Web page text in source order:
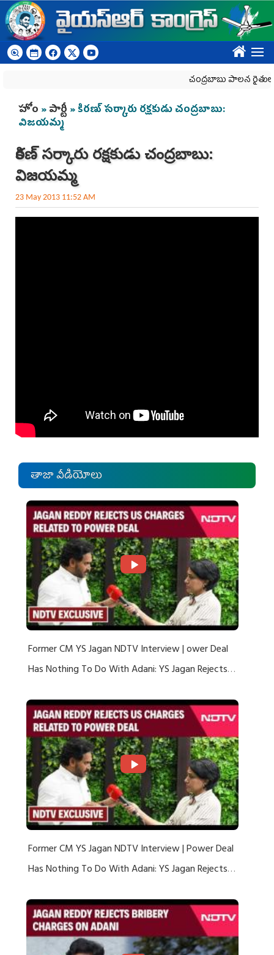
Skip to main content
????
చంద్రబాబు పాలన
You are here
హోం »పార్టీ » కిరణ్ సర్కారు రక్షకుడు చంద్రబాబు:
విజయమ్మ
కిరణ్ సర్కారు రక్షకుడు చంద్రబాబు:
విజయమ్మ
23 May 2013 11:52 AM
తాజా వీడియోలు
Former CM YS Jagan NDTV Interview | ower Deal
Has Nothing To Do With Adani: YS Jagan Rejects
Former CM YS Jagan NDTV Interview | Power Deal
Has Nothing To Do With Adani: YS Jagan Rejects